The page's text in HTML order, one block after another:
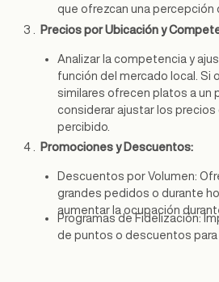
que ofrezcan una percepción
Precios por Ubicación y
Analizar la competencia y
función del mercado local. Si
similares ofrecen platos a un
considerar ajustar los precios
percibido.
Promociones y Descuentos:
Descuentos por Volumen:
grandes pedidos o durante
aumentar la ocupación
Programas de Fidelización:
de puntos o descuentos